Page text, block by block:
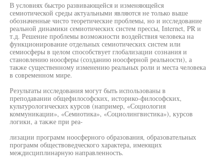
В условиях быстро развивающейся и изменяющейся
семиотической среды актуальными являются не только выше
обозначенные чисто теоретические проблемы, но и исследование
реальной динамики семиотических систем прессы, Internet, PR и
т.д. Решение проблемы возможности воздействия человека на
функционирование отдельных семиотических систем или
семиосферы в целом способствует глобализации сознания и
становлению ноосферы (созданию ноосферной реальности), а
также существенному изменению реальных роли и места человека
в современном мире.
Результаты исследования могут быть использованы в
преподавании общефилософских, историко-философских,
культурологических курсов (например, «Социология
коммуникации», «Семиотика», «Социолингвистика»), курсов
логики, а также при реа-
лизации программ ноосферного образования, образовательных
программ обществоведческого характера, имеющих
междисциплинарную направленность.